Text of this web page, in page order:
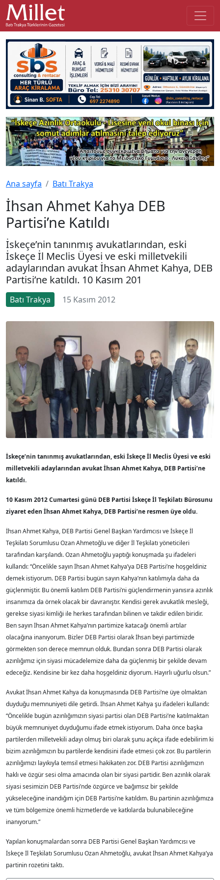
Ana sayfa Batı Trakya
İhsan Ahmet Kahya DEB
Partisi’ne Katıldı
İskeçe’nin tanınmış avukatlarından, eski
İskeçe İl Meclis Üyesi ve eski milletvekili
adaylarından avukat İhsan Ahmet Kahya, DEB
Partisi’ne katıldı. 10 Kasım 201
Batı Trakya 15 Kasım 2012
İskeçe’nin tanınmış avukatlarından, eski İskeçe İl Meclis Üyesi ve eski
milletvekili adaylarından avukat İhsan Ahmet Kahya, DEB Partisi’ne
katıldı.
10 Kasım 2012 Cumartesi günü DEB Partisi İskeçe İl Teşkilatı Bürosunu
ziyaret eden İhsan Ahmet Kahya, DEB Partisi’ne resmen üye oldu.
İhsan Ahmet Kahya, DEB Partisi Genel Başkan Yardımcısı ve İskeçe İl
Teşkilatı Sorumlusu Ozan Ahmetoğlu ve diğer İl Teşkilatı yöneticileri
tarafından karşılandı. Ozan Ahmetoğlu yaptığı konuşmada şu ifadeleri
kullandı: “Öncelikle sayın İhsan Ahmet Kahya’ya DEB Partisi’ne hoşgeldiniz
demek istiyorum. DEB Partisi bugün sayın Kahya’nın katılımıyla daha da
güçlenmiştir. Bu önemli katılım DEB Partisi’ni güçlendirmenin yanısıra azınlık
insanımıza da örnek olacak bir davranıştır. Kendisi gerek avukatlık mesleği,
gerekse siyasi kimliği ile herkes tarafından bilinen ve takdir edilen biridir.
Ben sayın İhsan Ahmet Kahya’nın partimize katacağı önemli artılar
olacağına inanıyorum. Bizler DEB Partisi olarak İhsan beyi partimizde
görmekten son derece memnun olduk. Bundan sonra DEB Partisi olarak
azınlığımız için siyasi mücadelemize daha da güçlenmiş bir şekilde devam
edeceğiz. Kendisine bir kez daha hoşgeldiniz diyorum. Hayırlı uğurlu olsun.”
Avukat İhsan Ahmet Kahya da konuşmasında DEB Partisi’ne üye olmaktan
duyduğu memnuniyeti dile getirdi. İhsan Ahmet Kahya şu ifadeleri kullandı:
“Öncelikle bugün azınlığımızın siyasi partisi olan DEB Partisi’ne katılmaktan
büyük memnuniyet duyduğumu ifade etmek istiyorum. Daha önce başka
partilerden milletvekili adayı olmuş biri olarak şunu açıkça ifade edebilirim ki
bizim azınlığımızın bu partilerde kendisini ifade etmesi çok zor. Bu partilerin
azınlığımızı layıkıyla temsil etmesi hakikaten zor. DEB Partisi azınlığımızın
haklı ve özgür sesi olma amacında olan bir siyasi partidir. Ben azınlık olarak
siyasi sesimizin DEB Partisi’nde özgürce ve bağımsız bir şekilde
yükseleceğine inandığım için DEB Partisi’ne katıldım. Bu partinin azınlığımıza
ve tüm bölgemize önemli hizmetlerde ve katkılarda bulunabileceğine
inanıyorum.”
Yapılan konuşmalardan sonra DEB Partisi Genel Başkan Yardımcısı ve
İskeçe İl Teşkilatı Sorumlusu Ozan Ahmetoğlu, avukat İhsan Ahmet Kahya’ya
partinin rozetini taktı.